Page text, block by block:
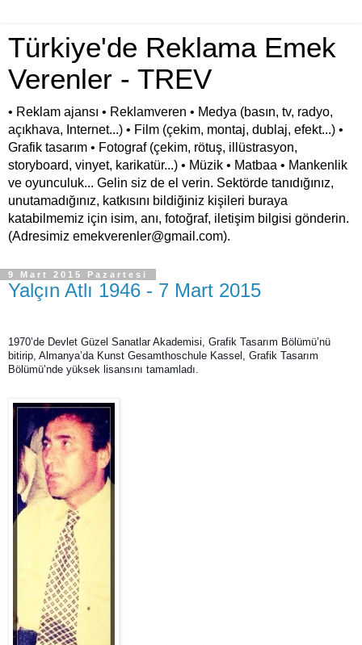
Türkiye'de Reklama Emek
Verenler - TREV
• Reklam ajansı • Reklamveren • Medya (basın, tv, radyo,
açıkhava, Internet...) • Film (çekim, montaj, dublaj, efekt...) •
Grafik tasarım • Fotograf (çekim, rötuş, illüstrasyon,
storyboard, vinyet, karikatür...) • Müzik • Matbaa • Mankenlik
ve oyunculuk... Gelin siz de el verin. Sektörde tanıdığınız,
unutamadığınız, katkısını bildiğiniz kişileri buraya
katabilmemiz için isim, anı, fotoğraf, iletişim bilgisi gönderin.
(Adresimiz emekverenler@gmail.com).
9 Mart 2015 Pazartesi
Yalçın Atlı 1946 - 7 Mart 2015
1970’de Devlet Güzel Sanatlar Akademisi, Grafik Tasarım Bölümü’nü
bitirip, Almanya’da Kunst Gesamthoschule Kassel, Grafik Tasarım
Bölümü’nde yüksek lisansını tamamladı.